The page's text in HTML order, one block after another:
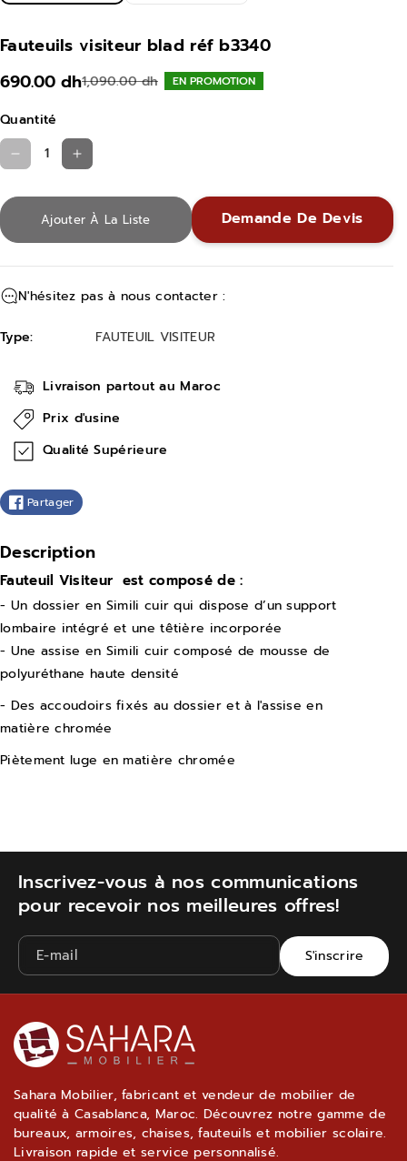
Fauteuils visiteur blad réf b3340
690.00 dh1,090.00 dh EN PROMOTION
Quantité
R
é
u
i
r
l
q
u
a
t
i
t
é
d
e
F
a
u
t
e
s
v
t
u
r
L
A
A
u
g
m
e
n
l
a
q
a
n
t
i
t
é
d
e
F
a
i
l
s
v
i
s
t
e
r
B
Ajouter À La Liste Demande De Devis
N'hésitez pas à nous contacter :
Type: FAUTEUIL VISITEUR
Livraison partout au Maroc
Prix d'usine
Qualité Supérieure
Partager
Description
Fauteuil Visiteur est composé de :
- Un dossier en Simili cuir qui dispose d’un support
lombaire intégré et une têtière incorporée
- Une assise en Simili cuir composé de mousse de
polyuréthane haute densité
- Des accoudoirs fixés au dossier et à l'assise en
matière chromée
Piètement luge en matière chromée
Inscrivez-vous à nos communications
pour recevoir nos meilleures offres!
E-mail S'inscrire
Sahara Mobilier, fabricant et vendeur de mobilier de
qualité à Casablanca, Maroc. Découvrez notre gamme de
bureaux, armoires, chaises, fauteuils et mobilier scolaire.
Livraison rapide et service personnalisé.